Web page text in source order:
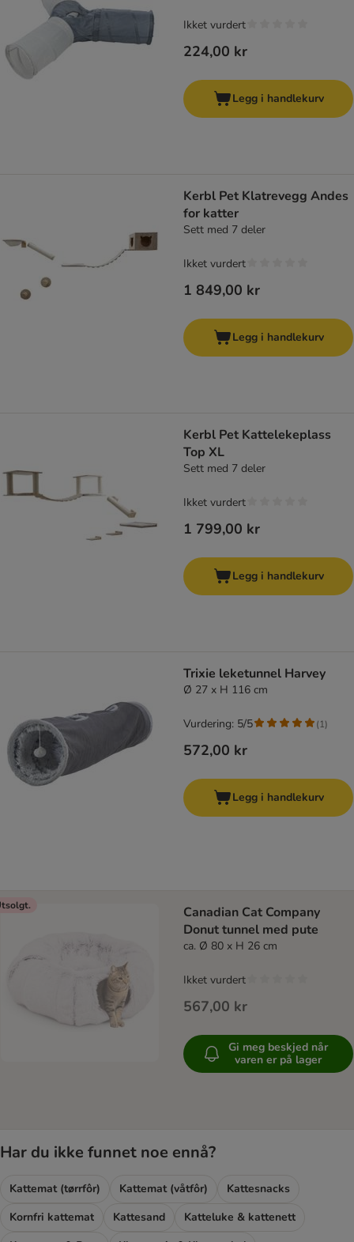
224,00 kr
Ikket vurdert
Legg i handlekurv
Kerbl Pet Klatrevegg Andes
for katter
Sett med 7 deler
1 849,00 kr
Ikket vurdert
Legg i handlekurv
Kerbl Pet Kattelekeplass
Top XL
Sett med 7 deler
1 799,00 kr
Ikket vurdert
Legg i handlekurv
Trixie leketunnel Harvey
Ø 27 x H 116 cm
572,00 kr
Vurdering: 5/5 (1)
Legg i handlekurv
Canadian Cat Company
Donut tunnel med pute
ca. Ø 80 x H 26 cm
567,00 kr
Ikket vurdert
Gi meg beskjed når
varen er på lager
Har du ikke funnet noe ennå?
Kattemat (tørrfôr) Kattemat (våtfôr)
Kattesnacks
Kornfri kattemat
Kattesand
Katteluke & kattenett